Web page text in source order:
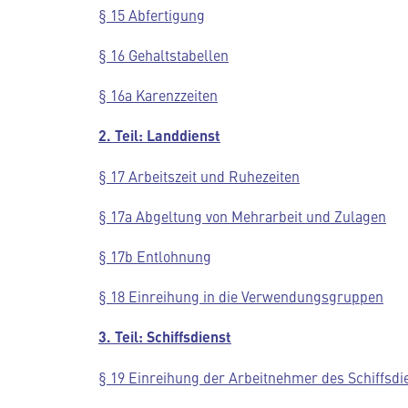
§ 15 Abfertigung
§ 16 Gehaltstabellen
§ 16a Karenzzeiten
2. Teil: Landdienst
§ 17 Arbeitszeit und Ruhezeiten
§ 17a Abgeltung von Mehrarbeit und Zulagen
§ 17b Entlohnung
§ 18 Einreihung in die Verwendungsgruppen
3. Teil: Schiffsdienst
§ 19 Einreihung der Arbeitnehmer des